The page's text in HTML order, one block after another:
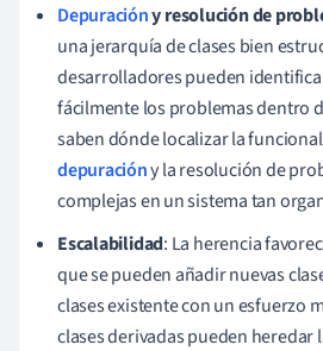
Depuracióny resolución de
una jerarquía de clases bien
desarrolladores pueden
fácilmente los problemas dentro
saben dónde localizar la
depuracióny la resolución de
complejas en un sistema tan
Escalabilidad: La herencia
que se pueden añadir nuevas
clases existente con un esfuerzo
clases derivadas pueden heredar